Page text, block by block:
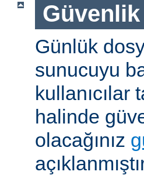
Güvenlik
Günlük
sunucuyu
kullanıcılar
halinde
olacağınız